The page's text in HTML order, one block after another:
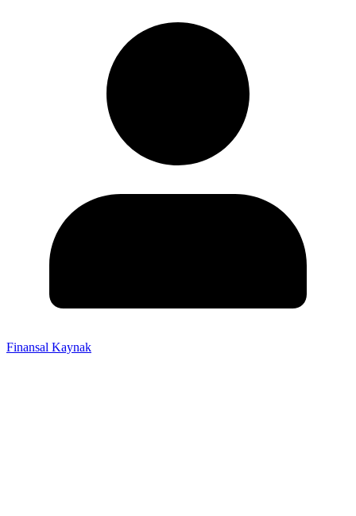
Finansal Kaynak